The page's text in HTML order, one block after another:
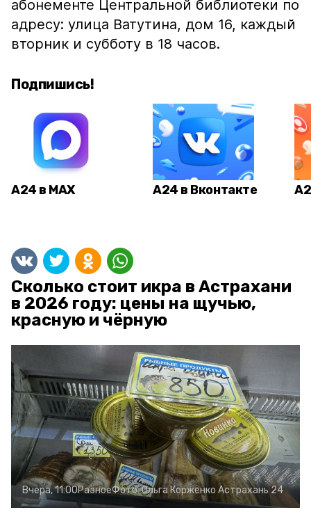
абонементе Центральной библиотеки по
адресу: улица Ватутина, дом 16, каждый
вторник и субботу в 18 часов.
Подпишись!
А24 в MAX А24 в Вконтакте
Сколько стоит икра в Астрахани
в 2026 году: цены на щучью,
красную и чёрную
Вчера, 11:00РазноеФото:Ольга Корженко Астрахань 24